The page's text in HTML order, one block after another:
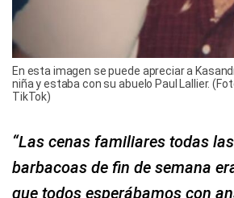
En esta imagen se puede apreciar a
niña y estaba con su abuelo Paul Lallier.
TikTok)
“Las cenas familiares todas
barbacoas de fin de semana
que todos esperábamos con